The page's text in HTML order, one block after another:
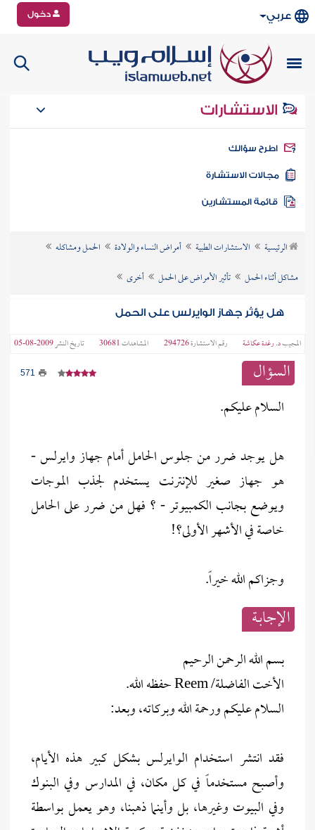
عربي دخول
الاستشارات
سؤالك
الاستشارة
الرئيسية الاستشارات الطبية أمراض النساء والولادة
الحمل ومشاكله
مشاكل أثناء الحمل
تأثير الأمراض على الحمل أخرى
هل يؤثر جهاز الوايرلس على الحمل
المجيبد. رغدة عكاشة رقم الاستشارة294726 المشاهدات30681 تاريخ النشر2009-08-05
السؤال 571
السلام عليكم.
هل يوجد ضرر من جلوس الحامل أمام جهاز وايرلس -
هو جهاز صغير للإنترنت يستخدم لجذب الموجات
ويوضع بجانب الكمبيوتر - ؟ فهل من ضرر على الحامل
خاصة في الأشهر الأولى؟!
وجزاكم الله خيراً.
الإجابــة
بسم الله الرحمن الرحيم
الأخت الفاضلة/ Reem حفظه الله.
السلام عليكم ورحمة الله وبركاته، وبعد:
فقد انتشر استخدام الوايرلس بشكل كبير هذه الأيام،
وأصبح مستخدماً في كل مكان، في المدارس وفي البنوك
وفي البيوت وغيرها، بل وأينما ذهبنا، وهو يعمل بواسطة